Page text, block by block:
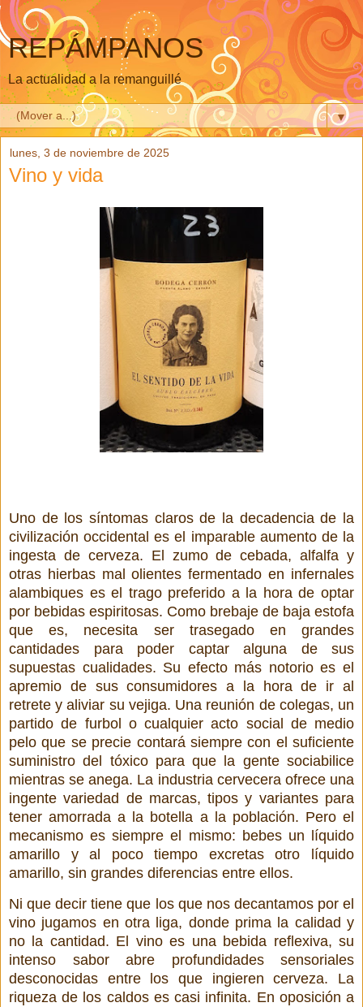
REPÁMPANOS
La actualidad a la remanguillé
▼
lunes, 3 de noviembre de 2025
Vino y vida
Uno de los síntomas claros de la decadencia de la
civilización occidental es el imparable aumento de la
ingesta de cerveza. El zumo de cebada, alfalfa y
otras hierbas mal olientes fermentado en infernales
alambiques es el trago preferido a la hora de optar
por bebidas espiritosas. Como brebaje de baja estofa
que es, necesita ser trasegado en grandes
cantidades para poder captar alguna de sus
supuestas cualidades. Su efecto más notorio es el
apremio de sus consumidores a la hora de ir al
retrete y aliviar su vejiga. Una reunión de colegas, un
partido de furbol o cualquier acto social de medio
pelo que se precie contará siempre con el suficiente
suministro del tóxico para que la gente sociabilice
mientras se anega. La industria cervecera ofrece una
ingente variedad de marcas, tipos y variantes para
tener amorrada a la botella a la población. Pero el
mecanismo es siempre el mismo: bebes un líquido
amarillo y al poco tiempo excretas otro líquido
amarillo, sin grandes diferencias entre ellos.
Ni que decir tiene que los que nos decantamos por el
vino jugamos en otra liga, donde prima la calidad y
no la cantidad. El vino es una bebida reflexiva, su
intenso sabor abre profundidades sensoriales
desconocidas entre los que ingieren cerveza. La
riqueza de los caldos es casi infinita. En oposición a